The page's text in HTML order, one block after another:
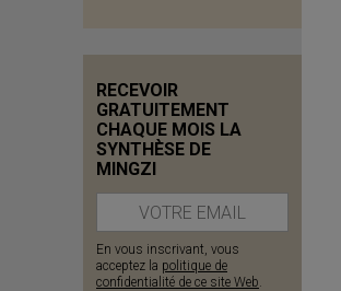
RECEVOIR
GRATUITEMENT
CHAQUE MOIS LA
SYNTHÈSE DE
MINGZI
En vous inscrivant, vous
acceptez la politique de
confidentialité de ce site Web.